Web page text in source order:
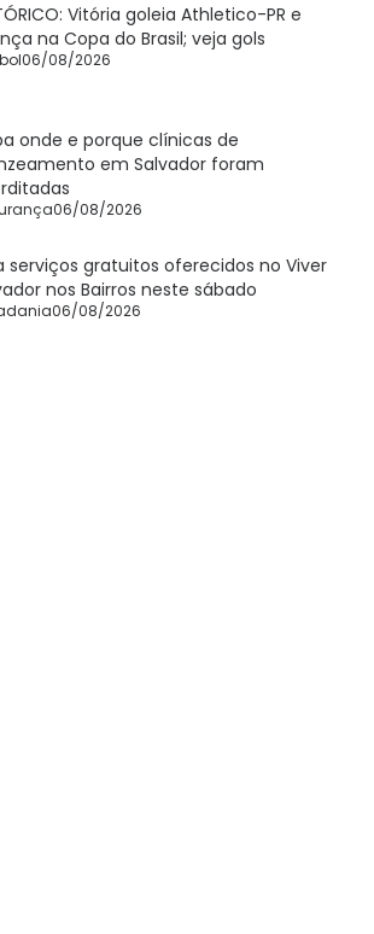
Vitória goleia Athletico-PR e
na Copa do Brasil; veja gols
06/08/2026
onde e porque clínicas de
em Salvador foram
06/08/2026
serviços gratuitos oferecidos no Viver
nos Bairros neste sábado
06/08/2026